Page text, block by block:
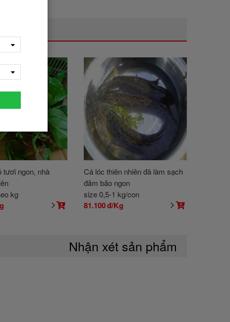
tươi ngon, nhà
kg
Cá lóc thiên nhiên đã làm sạch
đảm bảo ngon
size 0,5-1 kg/con
81.100đ/Kg
Nhận xét sản phẩm